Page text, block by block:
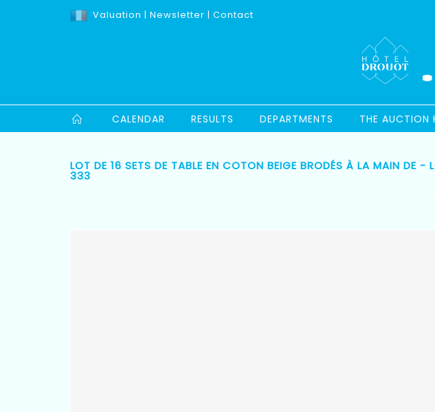
Valuation | Newsletter | Contact
CALENDAR RESULTS DEPARTMENTS THE AUCTION
LOT DE 16 SETS DE TABLE EN COTON BEIGE BRODÉS À LA MAIN DE -
333